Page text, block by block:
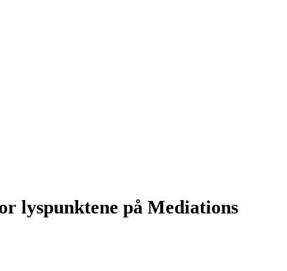
lyspunktene på Mediations